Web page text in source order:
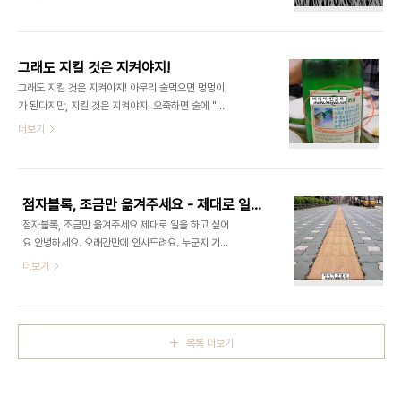
은 것입니다. 그리고 이 상태는 아래의 글에서 자세히
의 보이지 않는다. 이런 이상한 책이 있다. 아이를 위
한 동화책을 찾다가 찾아낸 정말 "이상한 책"이다. 하
지만, 몇 문장을 읽자마자, 나는 머리속이 하얗게 빈
느낌을 받았다. 이 책의 저자는 말한다. 글을 점자로
도 표기하긴 했지만, 이 책은 눈으로 볼 수 있는 아이
하고 이해하여 세상과 관계 맺기 위한 중요한 도구임
그래도 지킬 것은 지켜야지!
그래도 지킬 것은 지켜야지! 아무리 술먹으면 멍멍이
가 된다지만, 지킬 것은 지켜야지. 오죽하면 술에 "주
도"를 설명해 놓았겠나! "어른께 두손으로 잔을 드리
라도 된다구. 내가 바라는 것은, 위에 있는 점자 표시
에 한 번 관심 가져주고... 아래 글 한 번 읽고... [점
자-두뇌 트레이닝] 친구, 술 한잔 할까? 점자 있는걸
로! http://media.hangulo.net/397 제발, 술
강요하지 말아라. 내가 먹고 싶을 때 먹고 싶어. 꺼헉.
술먹을 때 주도는 확실히 지킬까? 궁금하네. 미디어..
더보기
점자블록, 조금만 옮겨주세요 - 제대로 일을 하고 싶어요
점자블록, 조금만 옮겨주세요 제대로 일을 하고 싶어
요 안녕하세요. 오래간만에 인사드려요. 누군지 기억
이 안나신다구요? 아이고.. 정말 너무 오랫동안 못만
하는 것도 아니고, 안전선 역할만 하는 것은 아니에
더보기
목록 더보기